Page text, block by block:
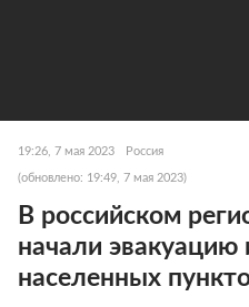
19:26, 7 мая 2023 Россия
(обновлено: 19:49, 7 мая 2023)
В российском
начали эвакуацию
населенных